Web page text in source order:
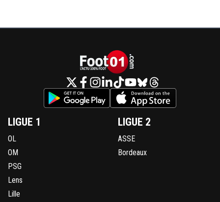
LIGUE 1
OL
OM
PSG
Lens
Lille
LIGUE 2
ASSE
Bordeaux